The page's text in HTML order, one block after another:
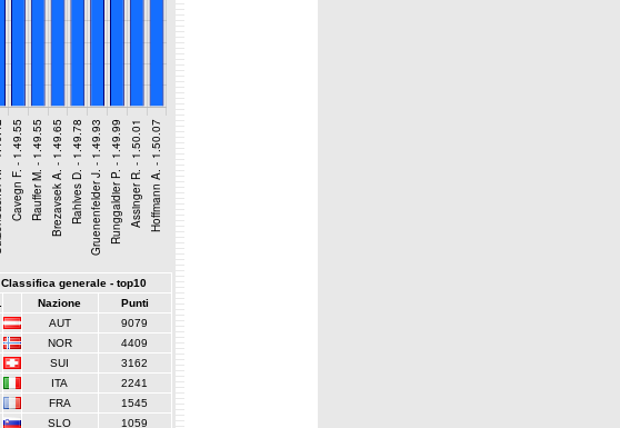
Classifica generale - top10
Nazione
Punti
AUT
9079
NOR
4409
SUI
3162
ITA
2241
FRA
1545
SLO 1059